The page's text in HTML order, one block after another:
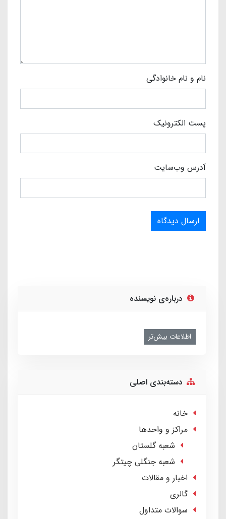
نام و نام خانوادگی
پست الکترونیک
آدرس وب‌سایت
ارسال دیدگاه
درباره‌ی نویسنده
اطلاعات بیش‌تر
دسته‌بندی اصلی
خانه
مراکز و واحدها
شعبه گلستان
شعبه جنگلی چیتگر
اخبار و مقالات
گالری
سوالات متداول